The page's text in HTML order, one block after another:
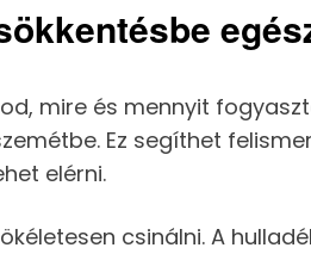
mire és mennyit
Ez segíthet
elérni.
csinálni. A